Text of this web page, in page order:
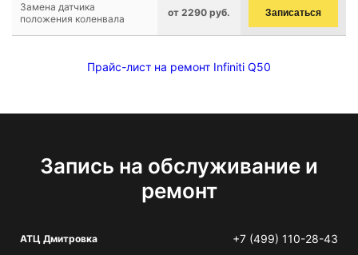
Замена датчика
положения коленвала
от 2290 руб. Записаться
Прайс-лист на ремонт Infiniti Q50
Запись на обслуживание и
ремонт
АТЦ Дмитровка +7 (499) 110-28-43